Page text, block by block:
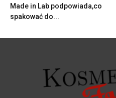
Made in Lab podpowiada,co
spakować do...